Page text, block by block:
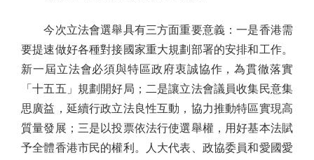
今次立法會選舉具有三方面重要意義：一是香港需
要提速做好各種對接國家重大規劃部署的安排和工作。
新一屆立法會必須與特區政府衷誠協作，為貫徹落實
「十五五」規劃開好局；二是讓立法會議員收集民意集
思廣益，延續行政立法良性互動，協力推動特區實現高
質量發展；三是以投票依法行使選舉權，用好基本法賦
予全體香港市民的權利。人大代表、政協委員和愛國愛